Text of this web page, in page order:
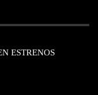
ESTRENOS